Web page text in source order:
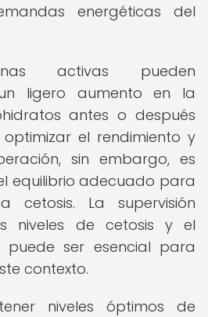
energéticas del
activas pueden
ligero aumento en la
antes o después
el rendimiento y
sin embargo, es
equilibrio adecuado para
La supervisión
niveles de cetosis y el
puede ser esencial para
contexto.
niveles óptimos de